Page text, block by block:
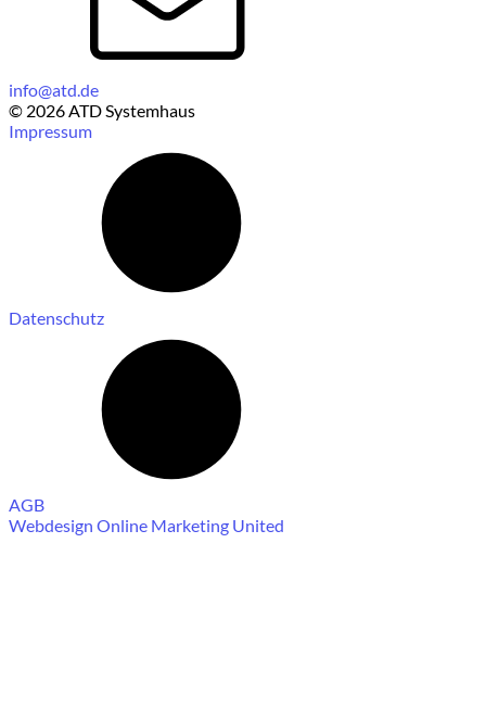
info@atd.de
© 2026 ATD Systemhaus
Impressum
Datenschutz
AGB
Webdesign Online Marketing United